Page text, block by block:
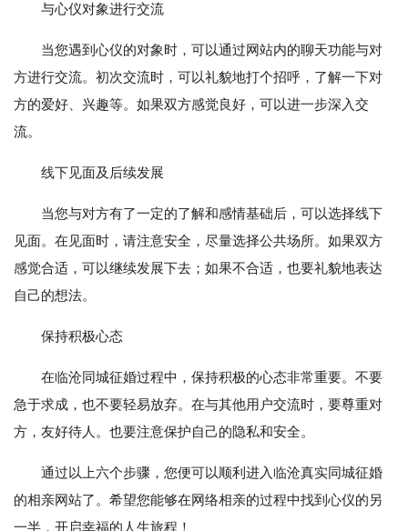
与心仪对象进行交流
当您遇到心仪的对象时，可以通过网站内的聊天功能与对
方进行交流。初次交流时，可以礼貌地打个招呼，了解一下对
方的爱好、兴趣等。如果双方感觉良好，可以进一步深入交
流。
线下见面及后续发展
当您与对方有了一定的了解和感情基础后，可以选择线下
见面。在见面时，请注意安全，尽量选择公共场所。如果双方
感觉合适，可以继续发展下去；如果不合适，也要礼貌地表达
自己的想法。
保持积极心态
在临沧同城征婚过程中，保持积极的心态非常重要。不要
急于求成，也不要轻易放弃。在与其他用户交流时，要尊重对
方，友好待人。也要注意保护自己的隐私和安全。
通过以上六个步骤，您便可以顺利进入临沧真实同城征婚
的相亲网站了。希望您能够在网络相亲的过程中找到心仪的另
一半，开启幸福的人生旅程！